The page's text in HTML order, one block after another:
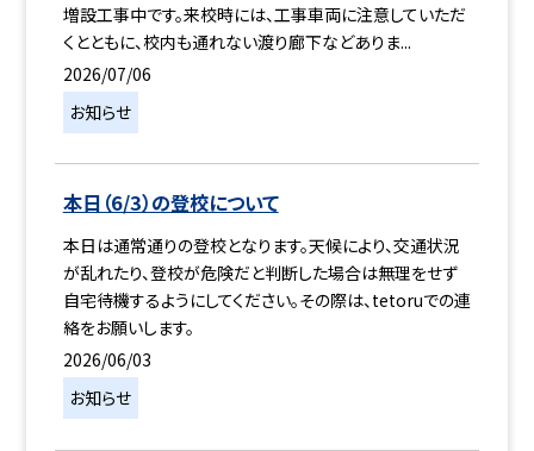
増設工事中です。来校時には、工事車両に注意していただ
くとともに、校内も通れない渡り廊下などありま...
2026/07/06
お知らせ
本日（6/3）の登校について
本日は通常通りの登校となります。天候により、交通状況
が乱れたり、登校が危険だと判断した場合は無理をせず
自宅待機するようにしてください。その際は、tetoruでの連
絡をお願いします。
2026/06/03
お知らせ